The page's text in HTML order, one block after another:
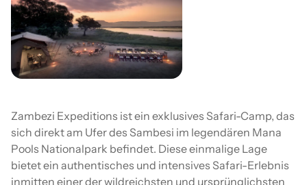
Zambezi Expeditions ist ein exklusives Safari-Camp, das
sich direkt am Ufer des Sambesi im legendären Mana
Pools Nationalpark befindet. Diese einmalige Lage
bietet ein authentisches und intensives Safari-Erlebnis
inmitten einer der wildreichsten und ursprünglichsten